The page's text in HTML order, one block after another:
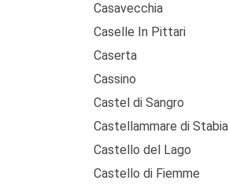
Casavecchia
Caselle In Pittari
Caserta
Cassino
Castel di Sangro
Castellammare di Stabia
Castello del Lago
Castello di Fiemme